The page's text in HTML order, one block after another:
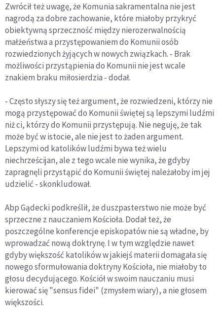
Zwrócił też uwagę, że Komunia sakramentalna nie jest
nagrodą za dobre zachowanie, które miałoby przykryć
obiektywną sprzeczność między nierozerwalnością
małżeństwa a przystępowaniem do Komunii osób
rozwiedzionych żyjących w nowych związkach. - Brak
możliwości przystąpienia do Komunii nie jest wcale
znakiem braku miłosierdzia - dodał.
- Często słyszy się też argument, że rozwiedzeni, którzy nie
mogą przystępować do Komunii świętej są lepszymi ludźmi
niż ci, którzy do Komunii przystępują. Nie neguję, że tak
może być w istocie, ale nie jest to żaden argument.
Lepszymi od katolików ludźmi bywa też wielu
niechrześcijan, ale z tego wcale nie wynika, że gdyby
zapragnęli przystąpić do Komunii świętej należałoby im jej
udzielić - skonkludował.
Abp Gądecki podkreślił, że duszpasterstwo nie może być
sprzeczne z nauczaniem Kościoła. Dodał też, że
poszczególne konferencje episkopatów nie są władne, by
wprowadzać nową doktrynę. I w tym względzie nawet
gdyby większość katolików w jakiejś materii domagała się
nowego sformułowania doktryny Kościoła, nie miałoby to
głosu decydującego. Kościół w swoim nauczaniu musi
kierować się "sensus fidei" (zmysłem wiary), a nie głosem
większości.